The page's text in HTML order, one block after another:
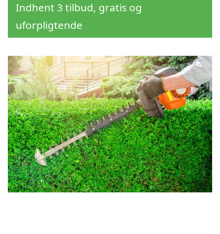
Indhent 3 tilbud, gratis og
uforpligtende